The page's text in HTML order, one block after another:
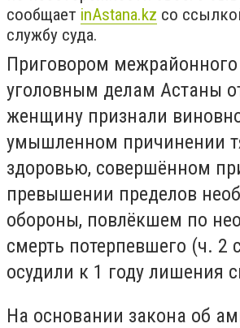
сообщает inАstana.kz со
службу суда.
Приговором межрайонного
уголовным делам Астаны
женщину признали
умышленном причинении
здоровью, совершённом
превышении пределов
обороны, повлёкшем по
смерть потерпевшего (ч. 2
осудили к 1 году лишения
На основании закона об